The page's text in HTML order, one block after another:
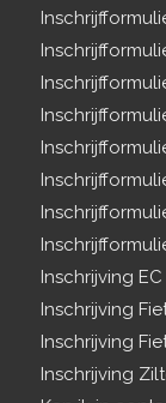
Inschrijving
Inschrijving
Inschrijving
Inschrijving